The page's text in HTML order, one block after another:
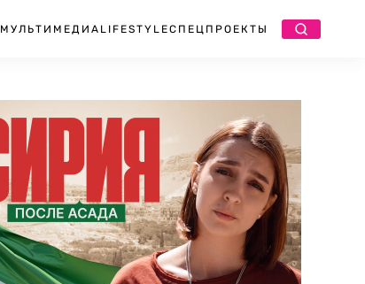
МУЛЬТИМЕДИА LIFESTYLEСПЕЦПРОЕКТЫ